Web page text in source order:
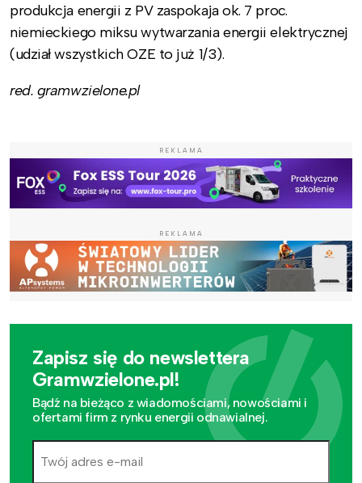
produkcja energii z PV zaspokaja ok. 7 proc.
niemieckiego miksu wytwarzania energii elektrycznej
(udział wszystkich OZE to już 1/3).
red. gramwzielone.pl
REKLAMA
REKLAMA
Zapisz się do newslettera
Gramwzielone.pl!
Bądź na bieżąco z wiadomościami, nowościami i
ofertami firm z rynku energii odnawialnej.